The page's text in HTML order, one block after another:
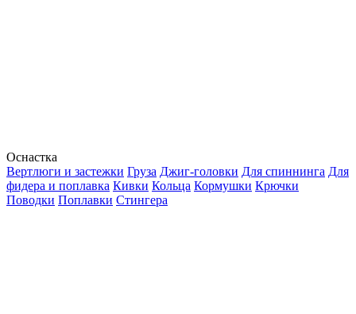
Оснастка
Вертлюги и застежки Груза Джиг-головки Для спиннинга Для
фидера и поплавка Кивки Кольца Кормушки Крючки
Поводки Поплавки Стингера